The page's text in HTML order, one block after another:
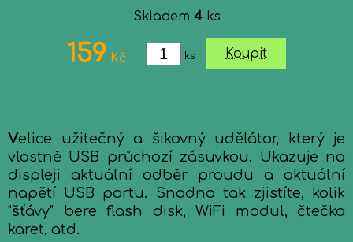
Skladem 4ks
159 Kč ks Koupit
Velice užitečný a šikovný udělátor, který je
vlastně USB průchozí zásuvkou. Ukazuje na
displeji aktuální odběr proudu a aktuální
napětí USB portu. Snadno tak zjistíte, kolik
"šťávy" bere flash disk, WiFi modul, čtečka
karet, atd.